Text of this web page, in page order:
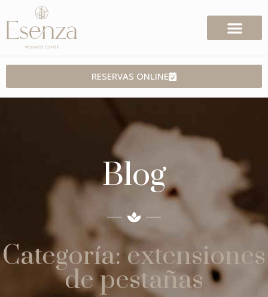
RESERVAS ONLINE
Blog
Categoría: extensiones
de pestañas